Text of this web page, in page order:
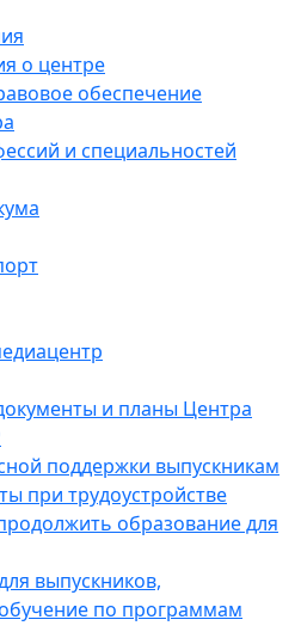
о центре
обеспечение
и специальностей
и планы Центра
поддержки выпускникам
при трудоустройстве
образование для
выпускников,
по программам